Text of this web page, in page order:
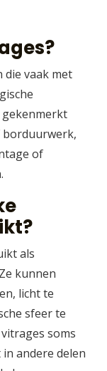
vaak met
borduurwerk,
of
als
kunnen
licht te
sfeer te
soms
andere delen